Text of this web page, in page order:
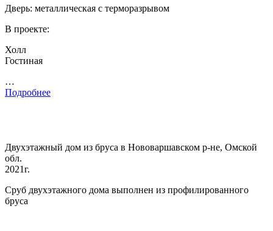
Дверь: металлическая с терморазрывом
В проекте:
Холл
Гостиная
…
Подробнее
Двухэтажный дом из бруса в Нововаршавском р-не, Омской
обл.
2021г.
Сруб двухэтажного дома выполнен из профилированного
бруса